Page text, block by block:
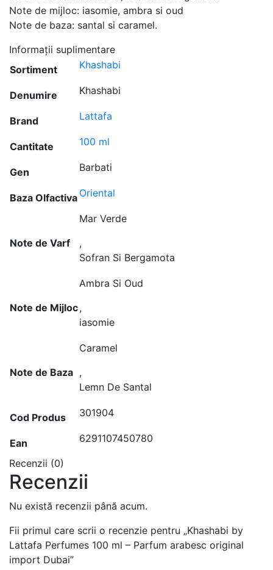
Note de mijloc: iasomie, ambra si oud
Note de baza: santal si caramel.
Informații suplimentare
Sortiment
Khashabi
Denumire Khashabi
Brand Lattafa
Cantitate 100 ml
Gen Barbati
Baza Olfactiva Oriental
Note de Varf
Mar Verde
,
Sofran Si Bergamota
Note de Mijloc
Ambra Si Oud
,
iasomie
Note de Baza
Caramel
,
Lemn De Santal
Cod Produs 301904
Ean 6291107450780
Recenzii (0)
Recenzii
Nu există recenzii până acum.
Fii primul care scrii o recenzie pentru „Khashabi by
Lattafa Perfumes 100 ml – Parfum arabesc original
import Dubai”